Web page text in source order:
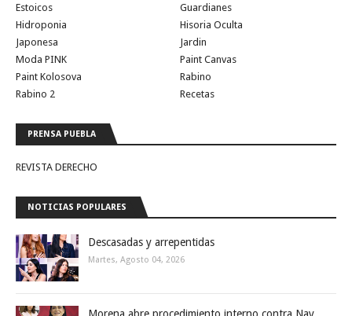
Estoicos
Guardianes
Hidroponia
Hisoria Oculta
Japonesa
Jardin
Moda PINK
Paint Canvas
Paint Kolosova
Rabino
Rabino 2
Recetas
PRENSA PUEBLA
REVISTA DERECHO
NOTICIAS POPULARES
Descasadas y arrepentidas
Martes, Agosto 04, 2026
Morena abre procedimiento interno contra Nay